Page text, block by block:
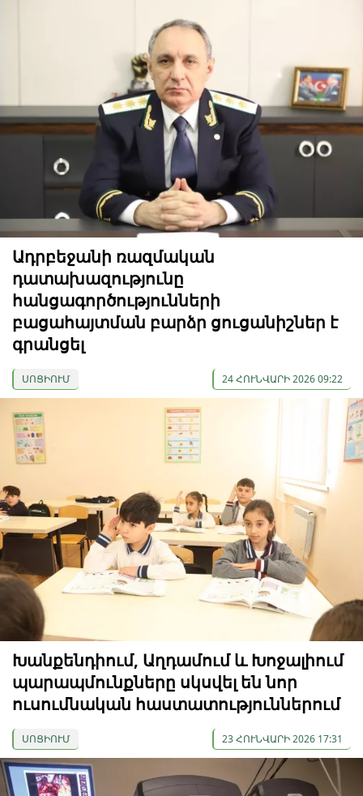
Ադրբեջանի ռազմական
դատախազությունը
հանցագործությունների
բացահայտման բարձր ցուցանիշներ է
գրանցել
ՍՈՑԻՈՒՄ 24 ՀՈՒՆՎԱՐԻ 2026 09:22
Խանքենդիում, Աղդամում և Խոջալիում
պարապմունքները սկսվել են նոր
ուսումնական հաստատություններում
ՍՈՑԻՈՒՄ 23 ՀՈՒՆՎԱՐԻ 2026 17:31